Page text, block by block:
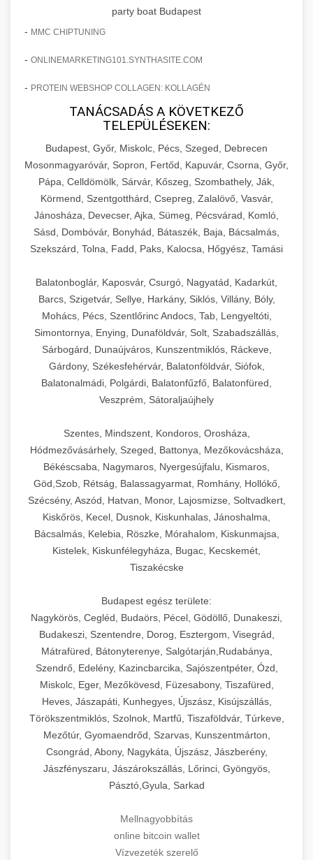
party boat Budapest
- MMC CHIPTUNING
- ONLINEMARKETING101.SYNTHASITE.COM
- PROTEIN WEBSHOP COLLAGEN: KOLLAGÉN
TANÁCSADÁS A KÖVETKEZŐ
TELEPÜLÉSEKEN:
Budapest, Győr, Miskolc, Pécs, Szeged, Debrecen
Mosonmagyaróvár, Sopron, Fertőd, Kapuvár, Csorna, Győr,
Pápa, Celldömölk, Sárvár, Kőszeg, Szombathely, Ják,
Körmend, Szentgotthárd, Csepreg, Zalalövő, Vasvár,
Jánosháza, Devecser, Ajka, Sümeg, Pécsvárad, Komló,
Sásd, Dombóvár, Bonyhád, Bátaszék, Baja, Bácsalmás,
Szekszárd, Tolna, Fadd, Paks, Kalocsa, Hőgyész, Tamási
Balatonboglár, Kaposvár, Csurgó, Nagyatád, Kadarkút,
Barcs, Szigetvár, Sellye, Harkány, Siklós, Villány, Bóly,
Mohács, Pécs, Szentlőrinc Andocs, Tab, Lengyeltóti,
Simontornya, Enying, Dunaföldvár, Solt, Szabadszállás,
Sárbogárd, Dunaújváros, Kunszentmiklós, Ráckeve,
Gárdony, Székesfehérvár, Balatonföldvár, Siófok,
Balatonalmádi, Polgárdi, Balatonfűzfő, Balatonfüred,
Veszprém, Sátoraljaújhely
Szentes, Mindszent, Kondoros, Orosháza,
Hódmezővásárhely, Szeged, Battonya, Mezőkovácsháza,
Békéscsaba, Nagymaros, Nyergesújfalu, Kismaros,
Göd,Szob, Rétság, Balassagyarmat, Romhány, Hollókő,
Szécsény, Aszód, Hatvan, Monor, Lajosmizse, Soltvadkert,
Kiskőrös, Kecel, Dusnok, Kiskunhalas, Jánoshalma,
Bácsalmás, Kelebia, Röszke, Mórahalom, Kiskunmajsa,
Kistelek, Kiskunfélegyháza, Bugac, Kecskemét,
Tiszakécske
Budapest egész területe:
Nagykörös, Cegléd, Budaörs, Pécel, Gödöllő, Dunakeszi,
Budakeszi, Szentendre, Dorog, Esztergom, Visegrád,
Mátrafüred, Bátonyterenye, Salgótarján,Rudabánya,
Szendrő, Edelény, Kazincbarcika, Sajószentpéter, Ózd,
Miskolc, Eger, Mezőkövesd, Füzesabony, Tiszafüred,
Heves, Jászapáti, Kunhegyes, Újszász, Kisújszállás,
Törökszentmiklós, Szolnok, Martfű, Tiszaföldvár, Túrkeve,
Mezőtúr, Gyomaendrőd, Szarvas, Kunszentmárton,
Csongrád, Abony, Nagykáta, Újszász, Jászberény,
Jászfényszaru, Jászárokszállás, Lőrinci, Gyöngyös,
Pásztó,Gyula, Sarkad
Mellnagyobbítás
online bitcoin wallet
Vízvezeték szerelő